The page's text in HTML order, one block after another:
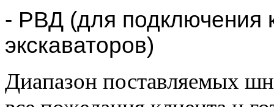
- РВД (для подключения
экскаваторов)
Диапазон поставляемых